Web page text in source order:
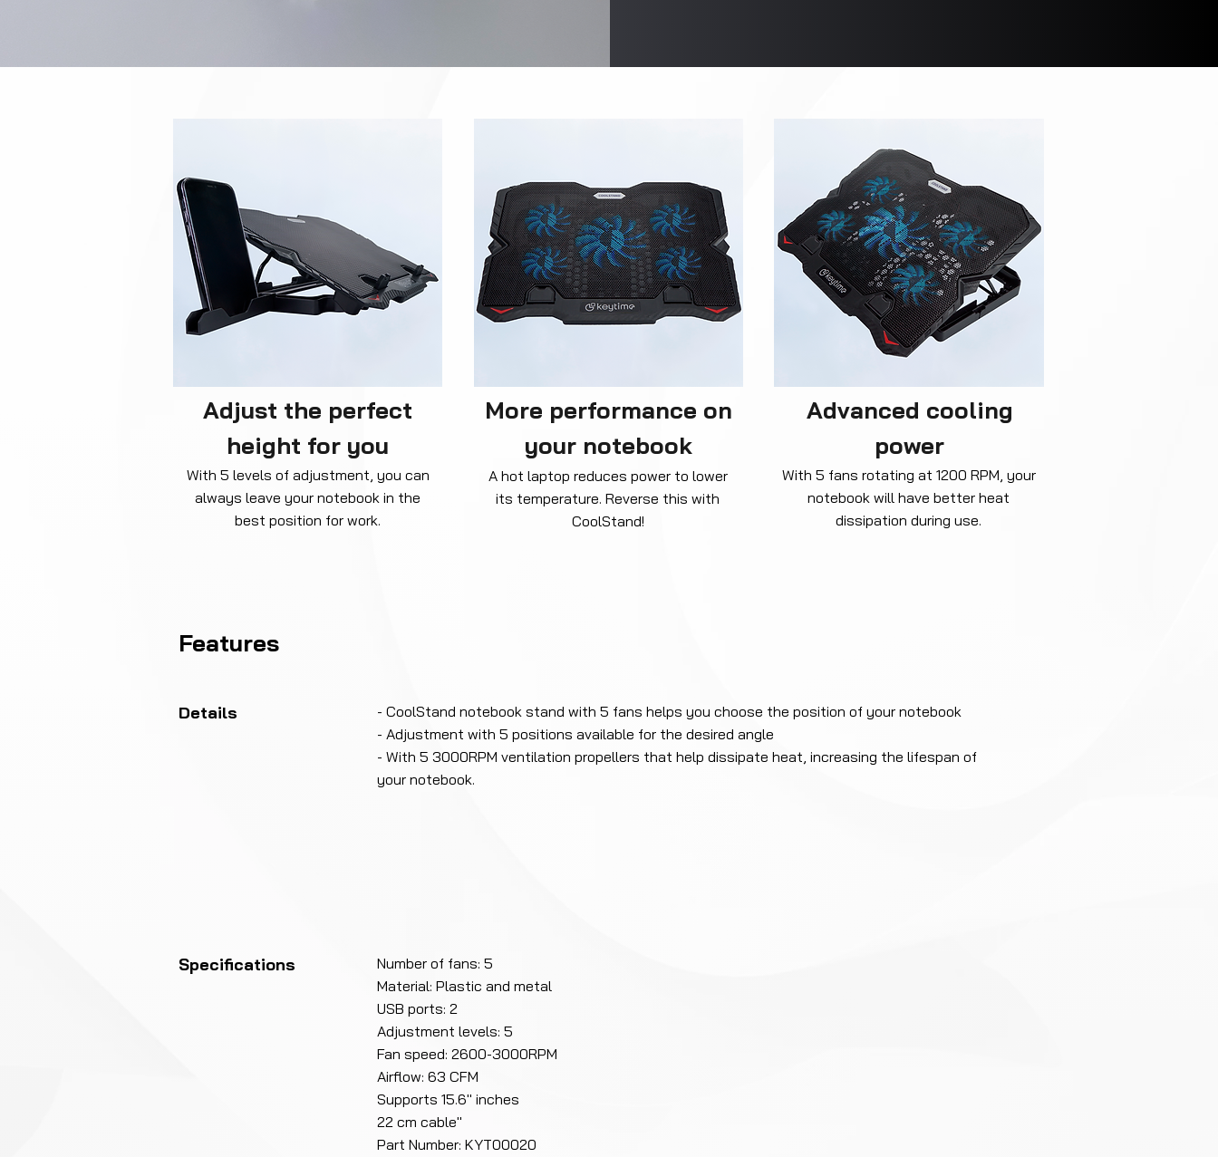
Adjust the perfect
height for you
With 5 levels of adjustment, you can
always leave your notebook in the
best position for work.
More performance on
your notebook
A hot laptop reduces power to lower
its temperature. Reverse this with
CoolStand!
Advanced cooling
power
With 5 fans rotating at 1200 RPM, your
notebook will have better heat
dissipation during use.
Features
Details
- CoolStand notebook stand with 5 fans helps you choose the position of your notebook
- Adjustment with 5 positions available for the desired angle
- With 5 3000RPM ventilation propellers that help dissipate heat, increasing the lifespan of
your notebook.
Specifications
Number of fans: 5
Material: Plastic and metal
USB ports: 2
Adjustment levels: 5
Fan speed: 2600-3000RPM
Airflow: 63 CFM
Supports 15.6" inches
22 cm cable"
Part Number: KYT00020